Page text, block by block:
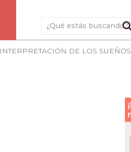
INTERPRETACIÓN DE LOS SUEÑOS